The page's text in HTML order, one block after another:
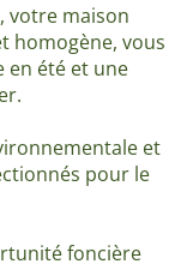
votre maison
homogène, vous
en été et une
et
pour le
foncière